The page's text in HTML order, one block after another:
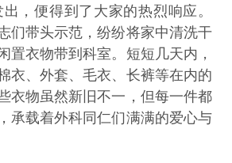
，便得到了大家的热烈响应。
们带头示范，纷纷将家中清洗干
置衣物带到科室。短短几天内，
衣、外套、毛衣、长裤等在内的
衣物虽然新旧不一，但每一件都
承载着外科同仁们满满的爱心与